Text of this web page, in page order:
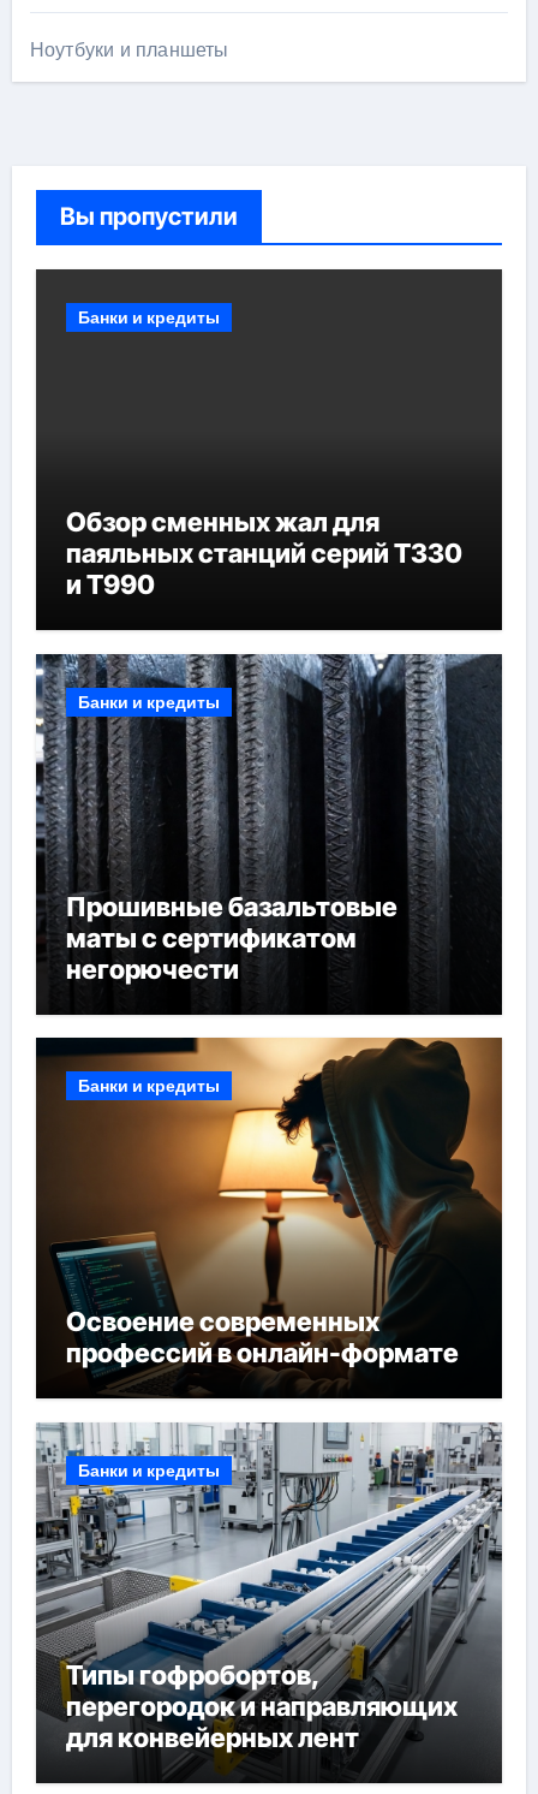
Ноутбуки и планшеты
Вы пропустили
Банки и кредиты
Обзор сменных жал для
паяльных станций серий T330
и T990
Банки и кредиты
Прошивные базальтовые
маты с сертификатом
негорючести
Банки и кредиты
Освоение современных
профессий в онлайн-формате
Банки и кредиты
Типы гофробортов,
перегородок и направляющих
для конвейерных лент